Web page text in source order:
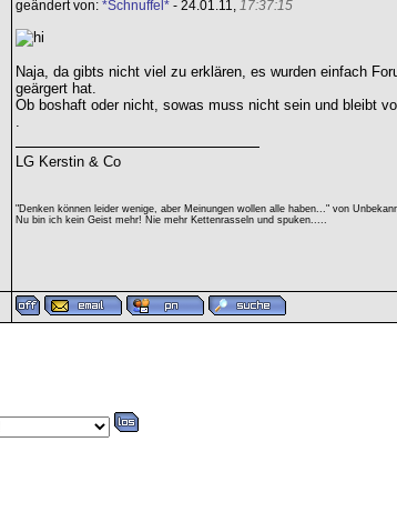
geändert von: *Schnuffel*- 24.01.11, 17:37:15
Naja, da gibts nicht viel zu erklären, es wurden einfach
geärgert hat.
Ob boshaft oder nicht, sowas muss nicht sein und bleibt
.
LG Kerstin & Co
"Denken können leider wenige, aber Meinungen wollen alle haben..." von
Nu bin ich kein Geist mehr! Nie mehr Kettenrasseln und spuken.....